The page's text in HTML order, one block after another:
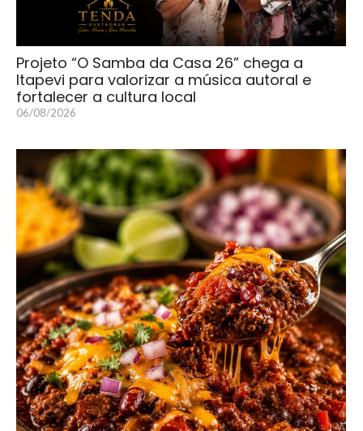
Projeto “O Samba da Casa 26” chega a
Itapevi para valorizar a música autoral e
fortalecer a cultura local
06/08/2026